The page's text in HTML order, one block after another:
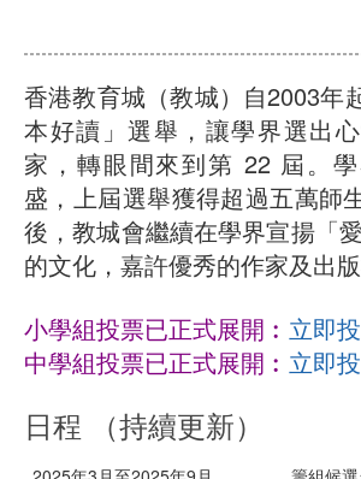
香港教育城（教城）自2003年
本好讀」選舉，讓學界選出
家，轉眼間來到第 22 屆。
盛，上屆選舉獲得超過五萬師
後，教城會繼續在學界宣揚「愛
的文化，嘉許優秀的作家及出版
小學組投票已正式展開︰ 立即
中學組投票已正式展開︰ 立即
日程 （持續更新）